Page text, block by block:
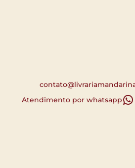
Atendimento por whatsapp